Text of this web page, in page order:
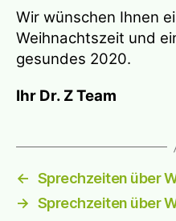
Wir wünschen Ihnen
Weihnachtszeit und
gesundes 2020.
Ihr Dr. Z Team
← Sprechzeiten über
→ Sprechzeiten über